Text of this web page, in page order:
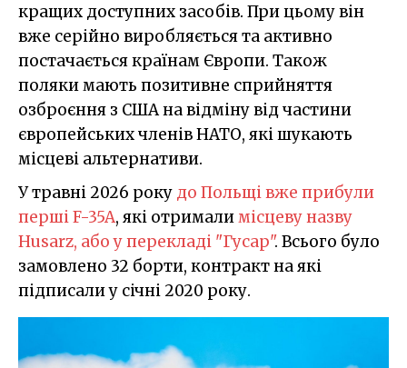
кращих доступних засобів. При цьому він
вже серійно виробляється та активно
постачається країнам Європи. Також
поляки мають позитивне сприйняття
озброєння з США на відміну від частини
європейських членів НАТО, які шукають
місцеві альтернативи.
У травні 2026 року до Польщі вже прибули
перші F-35A, які отрималимісцеву назву
Husarz, або у перекладі "Гусар". Всього було
замовлено 32 борти, контракт на які
підписали у січні 2020 року.